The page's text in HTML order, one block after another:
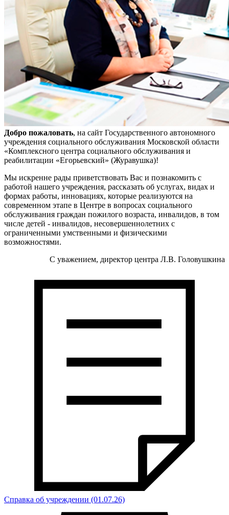
Добро пожаловать, на сайт Государственного автономного
учреждения социального обслуживания Московской области
«Комплексного центра социального обслуживания и
реабилитации «Егорьевский» (Журавушка)!
Мы искренне рады приветствовать Вас и познакомить с
работой нашего учреждения, рассказать об услугах, видах и
формах работы, инновациях, которые реализуются на
современном этапе в Центре в вопросах социального
обслуживания граждан пожилого возраста, инвалидов, в том
числе детей - инвалидов, несовершеннолетних с
ограниченными умственными и физическими
возможностями.
С уважением, директор центра Л.В. Головушкина
Справка об учреждении (01.07.26)